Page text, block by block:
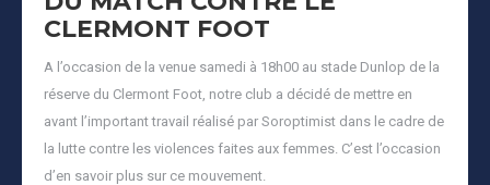
CLERMONT FOOT
A l’occasion de la venue samedi à 18h00 au stade Dunlop de la
réserve du Clermont Foot, notre club a décidé de mettre en
avant l’important travail réalisé par Soroptimist dans le cadre de
la lutte contre les violences faites aux femmes. C’est l’occasion
d’en savoir plus sur ce mouvement.